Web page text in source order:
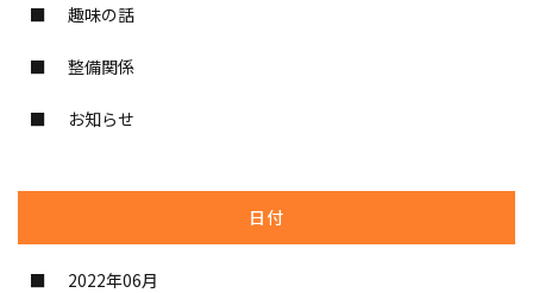
趣味の話
整備関係
お知らせ
日付
2022年06月